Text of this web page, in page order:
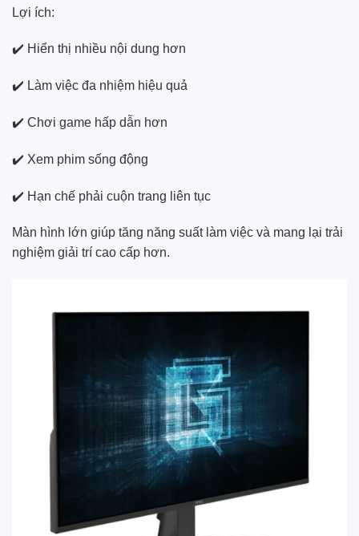
Lợi ích:
✔️ Hiển thị nhiều nội dung hơn
✔️ Làm việc đa nhiệm hiệu quả
✔️ Chơi game hấp dẫn hơn
✔️ Xem phim sống động
✔️ Hạn chế phải cuộn trang liên tục
Màn hình lớn giúp tăng năng suất làm việc và mang lại trải
nghiệm giải trí cao cấp hơn.